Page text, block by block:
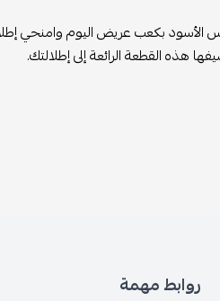
بكعب عريض اليوم وامنحي
هذه القطعة الرائعة إلى إطلالتك.
روابط مهمة